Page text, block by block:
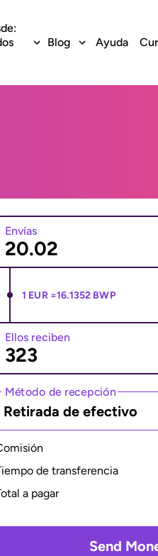
Blog Ayuda
Envías
1 EUR =16.1352 BWP
Ellos reciben
Método de recepción
Retirada de efectivo
de transferencia
a pagar
Send